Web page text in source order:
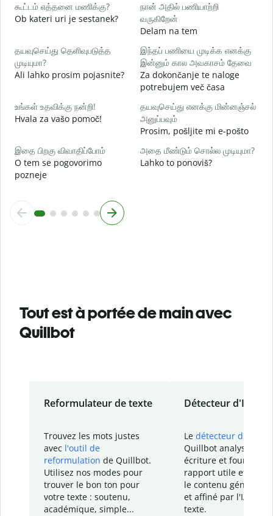
கூட்டம் எத்தனை மணிக்கு?
Ob kateri uri je sestanek?
நான் அதில் பணியாற்றி
வருகிறேன்
Delam na tem
தயவுசெய்து தெளிவுபடுத்த
முடியுமா?
Ali lahko prosim pojasnite?
இந்தப் பணியை முடிக்க எனக்கு
இன்னும் கால அவகாசம் தேவை
Za dokončanje te naloge
potrebujem več časa
உங்கள் உதவிக்கு நன்றி!
Hvala za vašo pomoč!
தயவுசெய்து எனக்கு மின்னஞ்சல்
அனுப்பவும்
Prosim, pošljite mi e-pošto
இதை பிறகு விவாதிப்போம்
O tem se pogovorimo
pozneje
அதை மீண்டும் சொல்ல முடியுமா?
Lahko to ponoviš?
Tout est à portée de main avec
Quillbot
Reformulateur de texte
Trouvez les mots justes
avec l'outil de
reformulation de Quillbot.
Utilisez nos modes pour
trouver le bon ton pour
votre texte : soutenu,
académique, simple...
Détecteur d'IA
Le détecteur d'IA
Quillbot analyse votre
écriture et fournit un
rapport utile et
le contenu généré
et affiné par l'IA
texte.